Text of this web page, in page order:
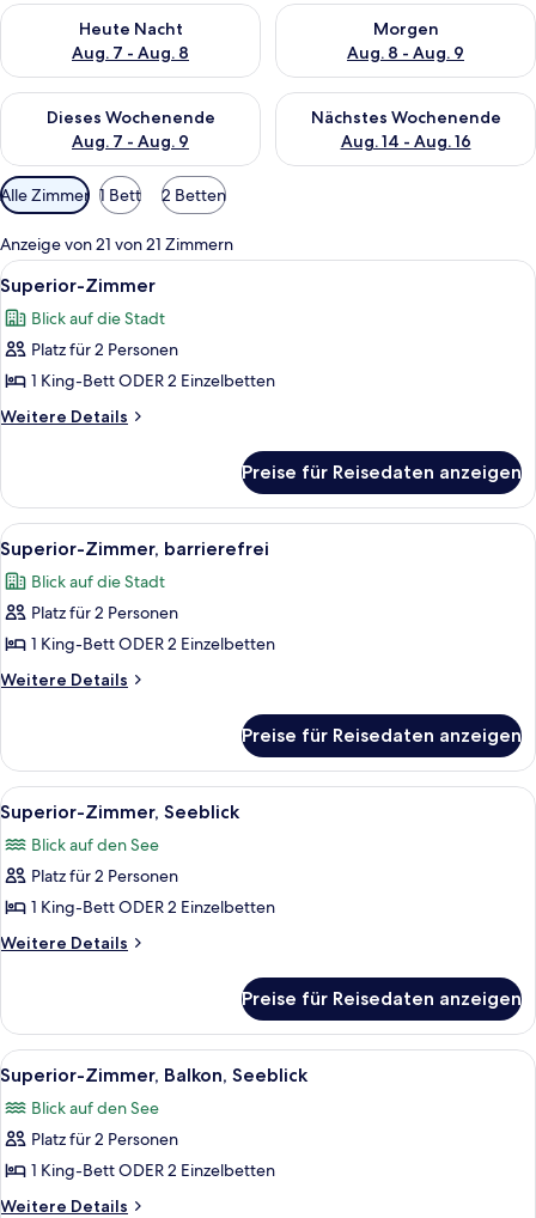
Heute Nacht
Aug. 7 - Aug. 8
Überprüfe die Verfügbarkeit für heute Nacht, Aug. 7 - Aug. 8.
Morgen
Aug. 8 - Aug. 9
Überprüfe die Verfügbarkeit
Dieses Wochenende
Aug. 7 - Aug. 9
Überprüfe die Verfügbarkeit für dieses Wochenende, Aug. 7
Nächstes Wochenende
Aug. 14 - Aug. 16
Überprüfe die Verfügbarkeit
Verfügbare
Filter
für
Zimmer
Alle Zimmer 1 Bett 2 Betten
Anzeige von 21 von 21 Zimmern
Alle
Fotos
für
Superior-
Zimmer
anzeigen
Superior-Zimmer | Hochwertige
11
Superior-Zimmer
Blick auf die Stadt
Platz für 2 Personen
1 King-Bett ODER 2 Einzelbetten
Weitere Details
Weitere
Zimmer
Preise für Reisedaten anzeigen
Alle
Fotos
für
Superior-
Zimmer,
barrierefrei
Ein Hotelzimmer mit einem großen
9
Superior-Zimmer, barrierefrei
Blick auf die Stadt
Platz für 2 Personen
1 King-Bett ODER 2 Einzelbetten
Weitere Details
Weitere
Zimmer,
barrierefrei
Preise für Reisedaten anzeigen
Alle
Fotos
für
Superior-
Zimmer,
Seeblick
Ein Hotelzimmer mit einem großen
10
Superior-Zimmer, Seeblick
Blick auf den See
Platz für 2 Personen
1 King-Bett ODER 2 Einzelbetten
Weitere Details
Weitere
Zimmer,
Seeblick
Preise für Reisedaten anzeigen
Alle
Fotos
für
Superior-
Zimmer,
Balkon,
Ein modernes Badezimmer mit
11
Superior-Zimmer, Balkon, Seeblick
Blick auf den See
Platz für 2 Personen
1 King-Bett ODER 2 Einzelbetten
Weitere Details
Weitere